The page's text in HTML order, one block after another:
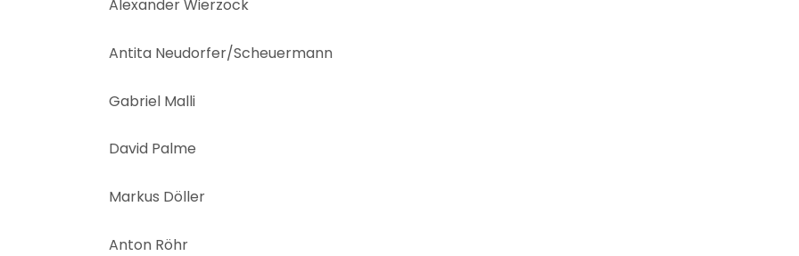
Alexander Wierzock
Antita Neudorfer/Scheuermann
Gabriel Malli
David Palme
Markus Döller
Anton Röhr